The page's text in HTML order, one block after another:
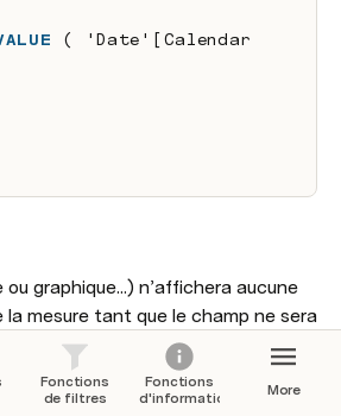
( 'Date'[Calendar
graphique...) n’affichera aucune
mesure tant que le champ ne sera
vignette :
Fonctions
de filtres
Fonctions
d'informations
More